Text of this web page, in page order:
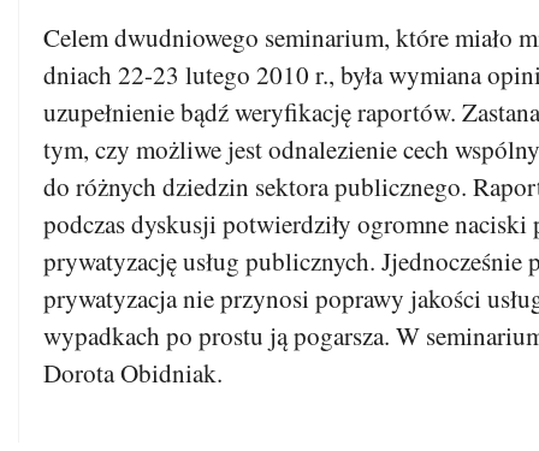
Celem dwudniowego seminarium, które miało
dniach 22-23 lutego 2010 r., była wymiana
uzupełnienie bądź weryfikację raportów.
tym, czy możliwe jest odnalezienie cech
do różnych dziedzin sektora publicznego.
podczas dyskusji potwierdziły ogromne
prywatyzację usług publicznych. Jjednocześnie
prywatyzacja nie przynosi poprawy jakości
wypadkach po prostu ją pogarsza. W
Dorota Obidniak.